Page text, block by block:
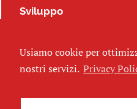
Sviluppo
Seguici
Usiamo cookie per
nostri servizi. Privacy